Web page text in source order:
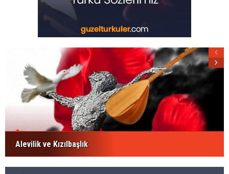
Alevilik ve Kızılbaşlık